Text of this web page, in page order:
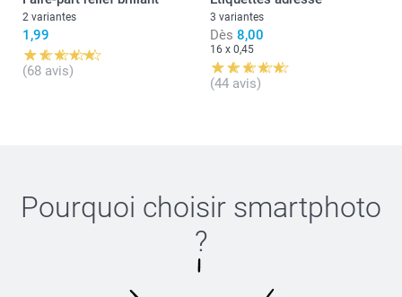
2 variantes
1,99
(68 avis)
3 variantes
Dès 8,00
16 x 0,45
(44 avis)
Pourquoi choisir smartphoto
?